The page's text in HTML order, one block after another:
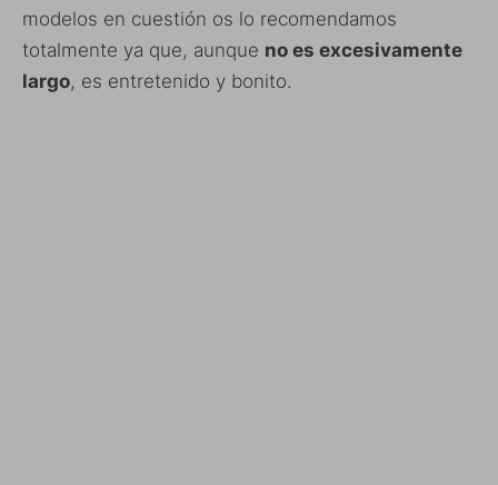
modelos en cuestión os lo recomendamos
totalmente ya que, aunque no es excesivamente
largo, es entretenido y bonito.